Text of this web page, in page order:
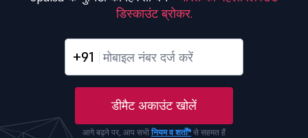
डिस्काउंट ब्रोकर.
+91
डीमैट अकाउंट खोलें
आगे बढ़ने पर, आप सभी नियम व शर्तों*से सहमत हैं